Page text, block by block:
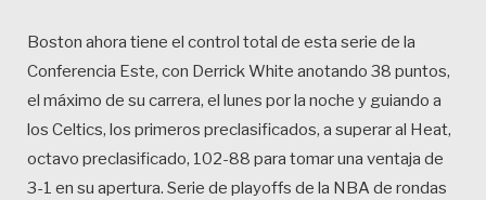
Boston ahora tiene el control total de esta serie de la
Conferencia Este, con Derrick White anotando 38 puntos,
el máximo de su carrera, el lunes por la noche y guiando a
los Celtics, los primeros preclasificados, a superar al Heat,
octavo preclasificado, 102-88 para tomar una ventaja de
3-1 en su apertura. Serie de playoffs de la NBA de rondas